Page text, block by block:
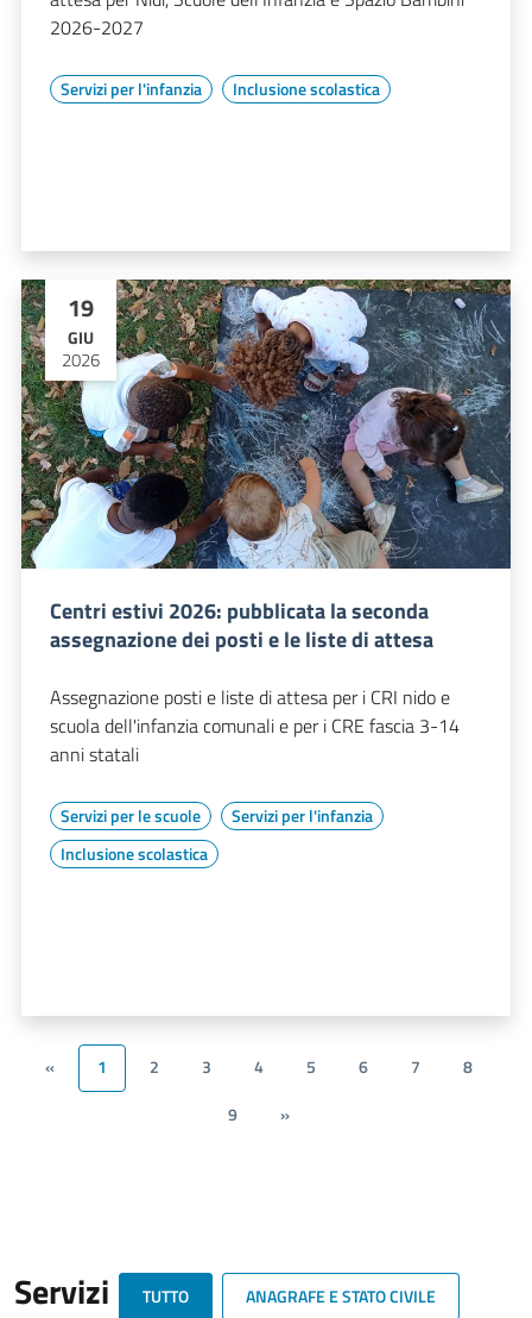
2026-2027
Servizi per l'infanzia Inclusione scolastica
19
GIU
2026
Centri estivi 2026: pubblicata la seconda
assegnazione dei posti e le liste di attesa
Assegnazione posti e liste di attesa per i CRI nido e
scuola dell'infanzia comunali e per i CRE fascia 3-14
anni statali
Servizi per le scuole
Servizi per l'infanzia
Inclusione scolastica
« 1 2 3 4 5 6 7
8
9
»
Servizi TUTTO
ANAGRAFE E STATO CIVILE